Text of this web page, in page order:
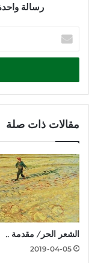
رسالة
أدخل
بريدك
الإلكتروني
مقالات ذات صلة
الشعر الحر/ مقدمة ..
2019-04-05